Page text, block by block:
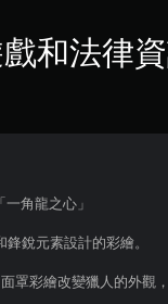
和法律
角龍之心」
銳元素設計的彩繪。
罩彩繪改變獵人的外觀